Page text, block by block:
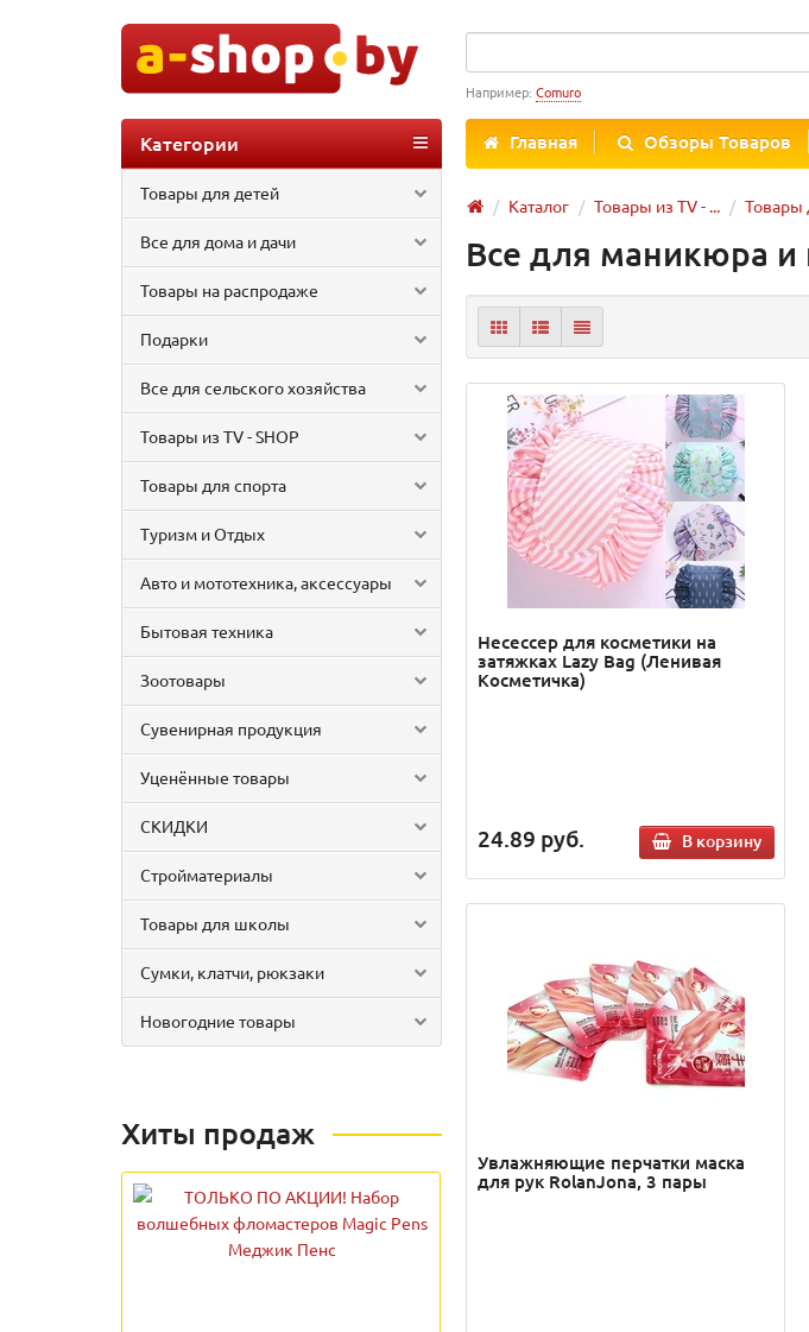
Например: Comuro
Главная Обзоры Товаров
Категории
Товары для детей
Все для дома и дачи
Товары на распродаже
Подарки
Все для сельского хозяйства
Товары из TV - SHOP
Товары для спорта
Туризм и Отдых
Авто и мототехника, аксессуары
Бытовая техника
Зоотовары
Сувенирная продукция
Уценённые товары
СКИДКИ
Стройматериалы
Товары для школы
Сумки, клатчи, рюкзаки
Новогодние товары
Каталог Товары из TV - ... Товары
Хиты продаж
Все для маникюра
Несессер для косметики на
затяжках Lazy Bag (Ленивая
Косметичка)
24.89 руб. В корзину
Увлажняющие перчатки маска
для рук RolanJona, 3 пары